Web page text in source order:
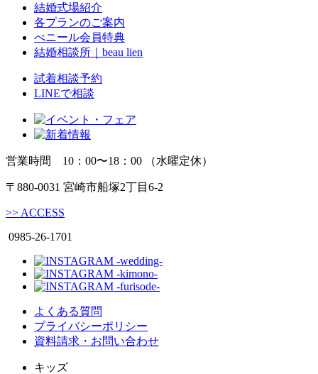
結婚式場紹介
各プランのご案内
べニール会員特典
結婚相談所｜beau lien
試着相談予約
LINEで相談
営業時間 10：00〜18：00 （水曜定休）
〒880-0031 宮崎市船塚2丁目6-2
>> ACCESS
0985-26-1701
よくある質問
プライバシーポリシー
資料請求・お問い合わせ
キッズ